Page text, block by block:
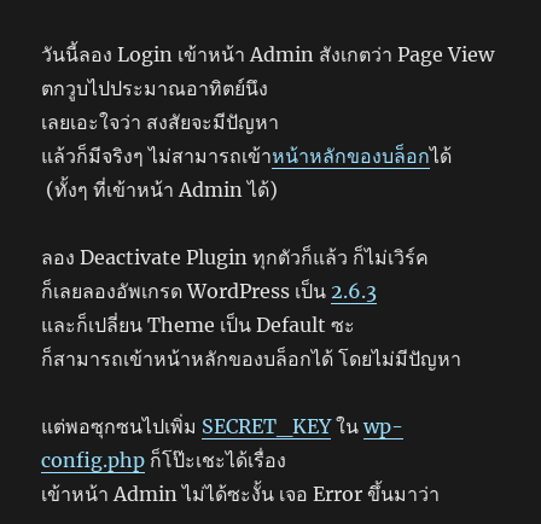
วันนี้ลอง Login เข้าหน้า Admin สังเกตว่า Page View
ตกวูบไปประมาณอาทิตย์นึง
เลยเอะใจว่า สงสัยจะมีปัญหา
แล้วก็มีจริงๆ ไม่สามารถเข้าหน้าหลักของบล็อกได้
(ทั้งๆ ที่เข้าหน้า Admin ได้)
ลอง Deactivate Plugin ทุกตัวก็แล้ว ก็ไม่เวิร์ค
ก็เลยลองอัพเกรด WordPress เป็น2.6.3
และก็เปลี่ยน Theme เป็น Default ซะ
ก็สามารถเข้าหน้าหลักของบล็อกได้ โดยไม่มีปัญหา
แต่พอซุกซนไปเพิ่ม SECRET_KEYในwp-
config.php ก็โป๊ะเชะได้เรื่อง
เข้าหน้า Admin ไม่ได้ซะงั้น เจอ Error ขึ้นมาว่า